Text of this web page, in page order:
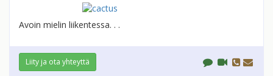
Avoin mielin liikentessa. . .
Liity ja ota yhteyttä